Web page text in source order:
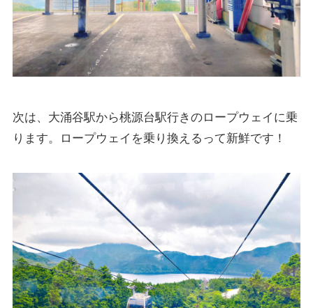
次は、大涌谷駅から桃源台駅行きのロープウェイに乗
ります。ロープウェイを乗り換えるって新鮮です！